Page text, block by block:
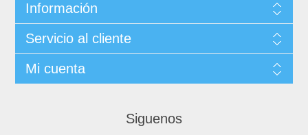
Información
Servicio al cliente
Mi cuenta
Siguenos